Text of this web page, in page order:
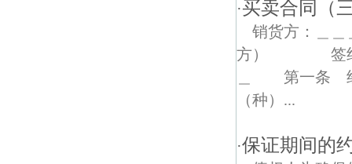
·买卖合同（
销货方：＿
方） 签约时
＿ 第一条 经
（种）...
·保证期间的